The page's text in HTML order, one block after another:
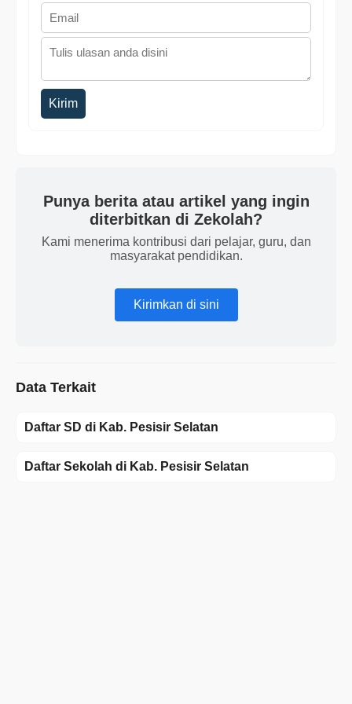
Kirim
Punya berita atau artikel yang ingin
diterbitkan di Zekolah?
Kami menerima kontribusi dari pelajar, guru, dan
masyarakat pendidikan.
Kirimkan di sini
Data Terkait
Daftar SD di Kab. Pesisir Selatan
Daftar Sekolah di Kab. Pesisir Selatan